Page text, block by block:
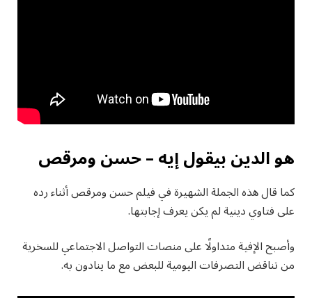
هو الدين بيقول إيه – حسن ومرقص
كما قال هذه الجملة الشهيرة في فيلم حسن ومرقص أثناء رده
على فتاوي دينية لم يكن يعرف إجابتها.
وأصبح الإفية متداولًا على منصات التواصل الاجتماعي للسخرية
من تناقض التصرفات اليومية للبعض مع ما ينادون به.